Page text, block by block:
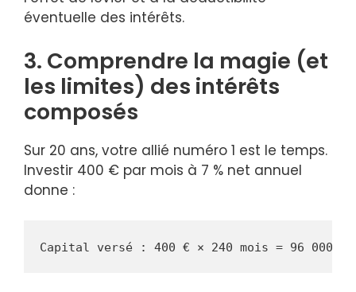
éventuelle des intérêts.
3. Comprendre la magie (et
les limites) des intérêts
composés
Sur 20 ans, votre allié numéro 1 est le temps.
Investir 400 € par mois à 7 % net annuel
donne :
Capital versé : 400 € × 240 mois = 96 000